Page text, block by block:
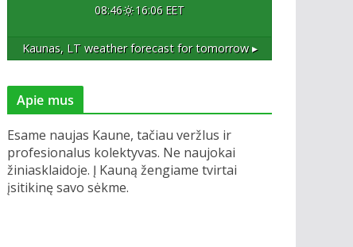
08:46 16:06 EET
Kaunas, LTweather forecast for tomorrow ▸
Apie mus
Esame naujas Kaune, tačiau veržlus ir
profesionalus kolektyvas. Ne naujokai
žiniasklaidoje. Į Kauną žengiame tvirtai
įsitikinę savo sėkme.